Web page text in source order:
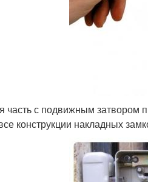
часть с подвижным затвором
конструкции накладных